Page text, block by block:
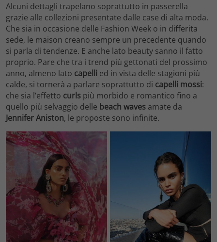
Alcuni dettagli trapelano soprattutto in passerella
grazie alle collezioni presentate dalle case di alta moda.
Che sia in occasione delle Fashion Week o in differita
sede, le maison creano sempre un precedente quando
si parla di tendenze. E anche lato beauty sanno il fatto
proprio. Pare che tra i trend più gettonati del prossimo
anno, almeno lato capelli ed in vista delle stagioni più
calde, si tornerà a parlare soprattutto di capelli mossi:
che sia l’effetto curls più morbido e romantico fino a
quello più selvaggio delle beach waves amate da
Jennifer Aniston, le proposte sono infinite.